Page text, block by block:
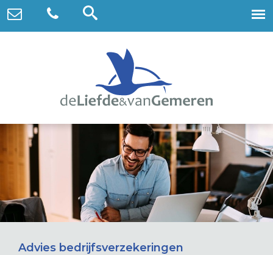
Advies bedrijfsverzekeringen